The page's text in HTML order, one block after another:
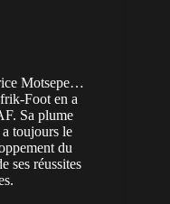
Motsepe…
Foot en a
Sa plume
toujours le
du
ses réussites